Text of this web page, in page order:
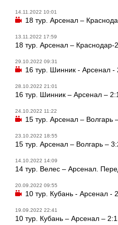
14.11.2022 10:01
18 тур. Арсенал –
13.11.2022 17:59
18 тур. Арсенал –
29.10.2022 09:31
16 тур. Шинник - Арсенал -
28.10.2022 21:01
16 тур. Шинник – Арсенал –
24.10.2022 11:22
15 тур. Арсенал – Волгарь
23.10.2022 18:55
15 тур. Арсенал – Волгарь –
14.10.2022 14:09
14 тур. Велес – Арсенал.
20.09.2022 09:55
10 тур. Кубань - Арсенал -
19.09.2022 22:41
10 тур. Кубань – Арсенал –